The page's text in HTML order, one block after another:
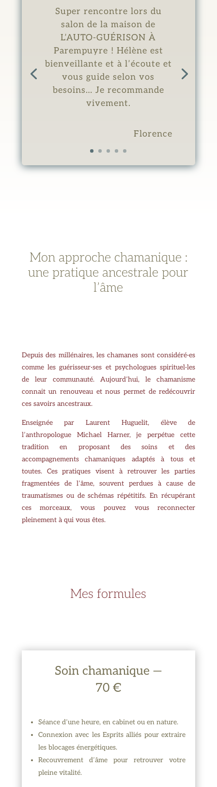
Super rencontre lors du
salon de la maison de
L’AUTO-GUÉRISON À
Parempuyre ! Hélène est
bienveillante et à l’écoute et
vous guide selon vos
besoins… Je recommande
vivement.
Florence
Mon approche chamanique :
une pratique ancestrale pour
l’âme
Depuis des millénaires, les chamanes sont considéré·es
comme les guérisseur·ses et psychologues spirituel·les
de leur communauté. Aujourd’hui, le chamanisme
connait un renouveau et nous permet de redécouvrir
ces savoirs ancestraux.
Enseignéepar Laurent Huguelit, élève de
l’anthropologue Michael Harner, je perpétue cette
tradition en proposant des soins et des
accompagnements chamaniques adaptés à tous et
toutes. Ces pratiques visent à retrouver les parties
fragmentées de l’âme, souvent perdues à cause de
traumatismes ou de schémas répétitifs. En récupérant
ces morceaux, vous pouvez vous reconnecter
pleinement à qui vous êtes.
Mes formules
Soin chamanique—
70 €
Séance d’une heure, en cabinet ou en nature.
Connexion avec les Esprits alliés pour extraire
les blocages énergétiques.
Recouvrement d’âme pour retrouver votre
pleine vitalité.